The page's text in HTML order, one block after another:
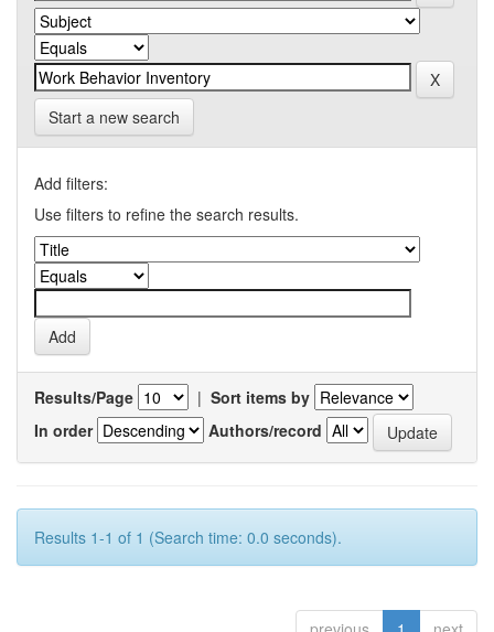
Start a new search
Add filters:
Use filters to refine the search results.
Results/Page | Sort items by
In order
Authors/record
Results 1-1 of 1 (Search time: 0.0 seconds).